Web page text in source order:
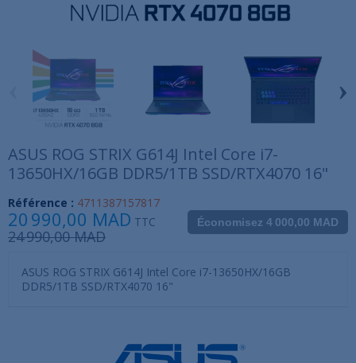
›
ASUS ROG STRIX G614J Intel Core i7-
13650HX/16GB DDR5/1TB SSD/RTX4070 16"
Référence : 4711387157817
Économisez 4 000,00 MAD
20 990,00 MAD TTC
24 990,00 MAD
ASUS ROG STRIX G614J Intel Core i7-13650HX/16GB
DDR5/1TB SSD/RTX4070 16"